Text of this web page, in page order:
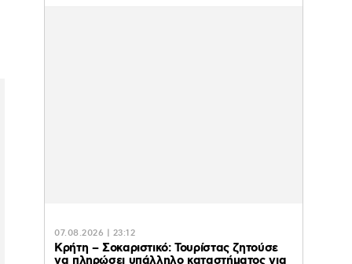
07.08.2026 | 23:12
Κρήτη – Σοκαριστικό: Τουρίστας ζητούσε